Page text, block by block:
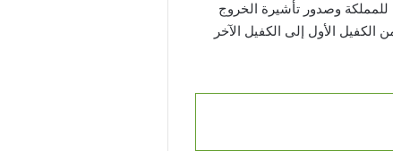
للمملكة وصدور تأشيرة الخروج
الأول إلى الكفيل الآخر